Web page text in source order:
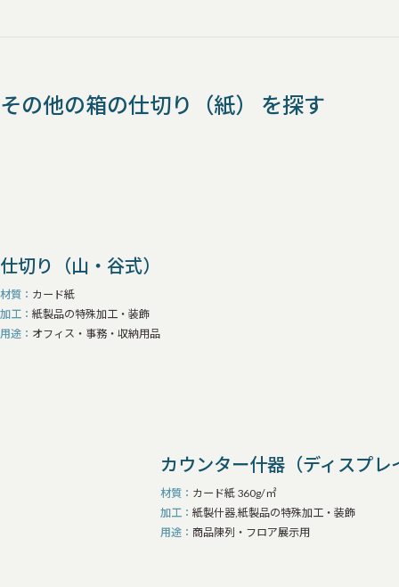
その他の箱の仕切り（紙） を探す
仕切り（山・谷式）
材質
カード紙
加工
紙製品の特殊加工・装飾
用途
オフィス・事務・収納用品
カウンター什器（ディスプ
材質
カード紙 360g/㎡
加工
紙製什器,紙製品の特殊加工・装飾
用途
商品陳列・フロア展示用